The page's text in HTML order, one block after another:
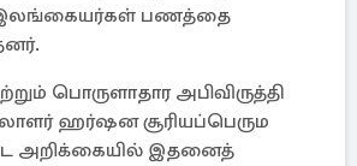
இலங்கையர்கள் பணத்தை
பொருளாதார அபிவிருத்தி
ஹர்ஷன சூரியப்பெரும
அறிக்கையில் இதனைத்